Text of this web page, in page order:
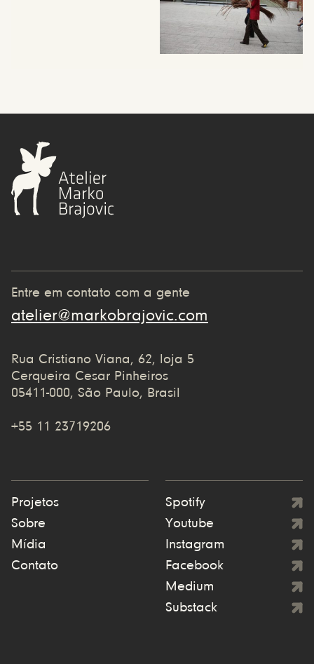
Entre em contato com a gente
atelier@markobrajovic.com
Rua Cristiano Viana, 62, loja 5
Cerqueira Cesar Pinheiros
05411-000, São Paulo, Brasil
+55 11 23719206
Projetos
Sobre
Mídia
Contato
Spotify
Youtube
Instagram
Facebook
Medium
Substack